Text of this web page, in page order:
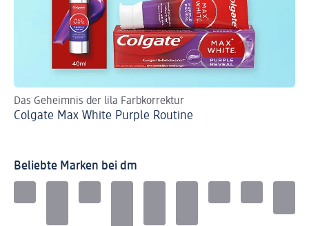
Das Geheimnis der lila Farbkorrektur
Colgate Max White Purple Routine
Beliebte Marken bei dm